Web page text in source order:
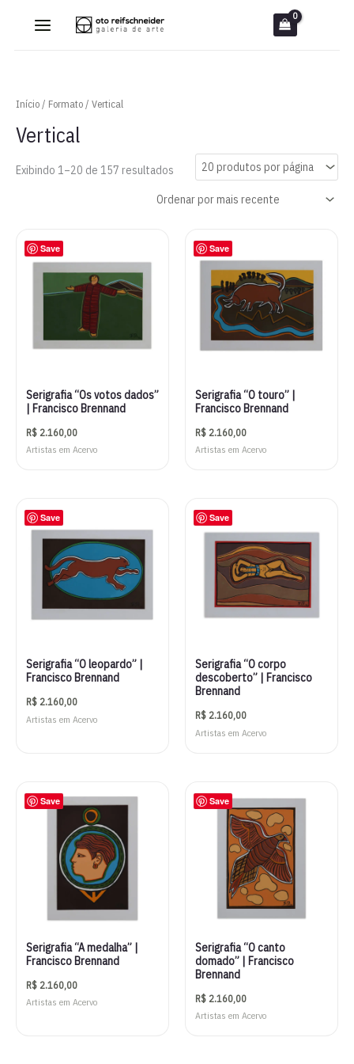
Início/ Formato/ Vertical
Vertical
Exibindo 1–20 de 157 resultados Classificado
recente
Save
Serigrafia “Os votos dados”
| Francisco Brennand
R$ 2.160,00
Artistas em Acervo
Save
Serigrafia “O touro” |
Francisco Brennand
R$ 2.160,00
Artistas em Acervo
Save
Serigrafia “O leopardo” |
Francisco Brennand
R$ 2.160,00
Artistas em Acervo
Save
Serigrafia “O corpo
descoberto” | Francisco
Brennand
R$ 2.160,00
Artistas em Acervo
Save
Serigrafia “A medalha” |
Francisco Brennand
R$ 2.160,00
Artistas em Acervo
Save
Serigrafia “O canto
domado” | Francisco
Brennand
R$ 2.160,00
Artistas em Acervo